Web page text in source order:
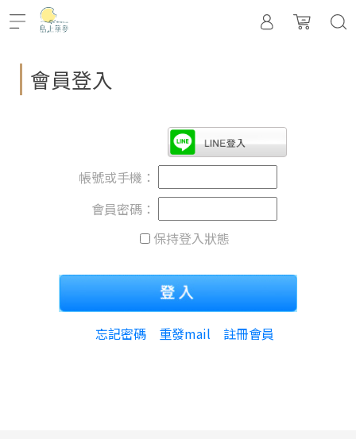
會員登入
帳號或手機：
會員密碼：
保持登入狀態
忘記密碼 重發mail 註冊會員